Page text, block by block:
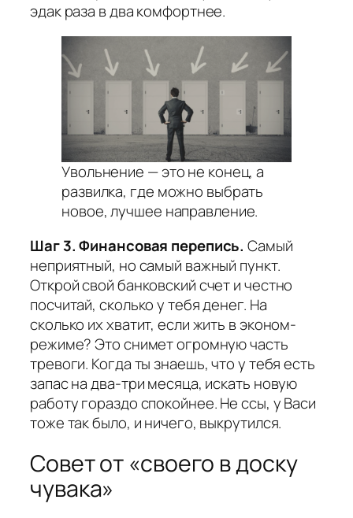
эдак раза в два комфортнее.
Увольнение — это не конец, а
развилка, где можно выбрать
новое, лучшее направление.
Шаг 3. Финансовая перепись. Самый
неприятный, но самый важный пункт.
Открой свой банковский счет и честно
посчитай, сколько у тебя денег. На
сколько их хватит, если жить в эконом-
режиме? Это снимет огромную часть
тревоги. Когда ты знаешь, что у тебя есть
запас на два-три месяца, искать новую
работу гораздо спокойнее. Не ссы, у Васи
тоже так было, и ничего, выкрутился.
Совет от «своего в доску
чувака»